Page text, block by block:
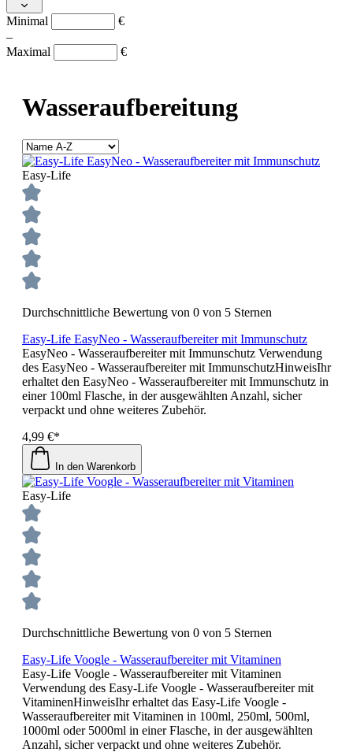
Minimal
€
–
Maximal
€
Wasseraufbereitung
Easy-Life
Durchschnittliche Bewertung von 0 von 5 Sternen
Easy-Life EasyNeo - Wasseraufbereiter mit Immunschutz
EasyNeo - Wasseraufbereiter mit Immunschutz Verwendung
des EasyNeo - Wasseraufbereiter mit ImmunschutzHinweisIhr
erhaltet den EasyNeo - Wasseraufbereiter mit Immunschutz in
einer 100ml Flasche, in der ausgewählten Anzahl, sicher
verpackt und ohne weiteres Zubehör.
4,99 €*
In den Warenkorb
Easy-Life
Durchschnittliche Bewertung von 0 von 5 Sternen
Easy-Life Voogle - Wasseraufbereiter mit Vitaminen
Easy-Life Voogle - Wasseraufbereiter mit Vitaminen
Verwendung des Easy-Life Voogle - Wasseraufbereiter mit
VitaminenHinweisIhr erhaltet das Easy-Life Voogle -
Wasseraufbereiter mit Vitaminen in 100ml, 250ml, 500ml,
1000ml oder 5000ml in einer Flasche, in der ausgewählten
Anzahl, sicher verpackt und ohne weiteres Zubehör.